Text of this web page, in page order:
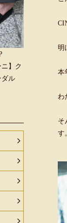
明
本
わ
そ
す
】ク
ダル
ープントゥ